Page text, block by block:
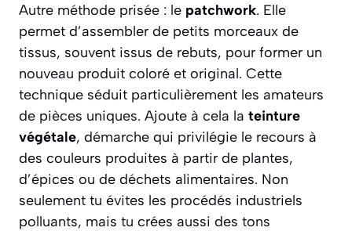
Autre méthode prisée : le patchwork. Elle
permet d’assembler de petits morceaux de
tissus, souvent issus de rebuts, pour former un
nouveau produit coloré et original. Cette
technique séduit particulièrement les amateurs
de pièces uniques. Ajoute à cela la teinture
végétale, démarche qui privilégie le recours à
des couleurs produites à partir de plantes,
d’épices ou de déchets alimentaires. Non
seulement tu évites les procédés industriels
polluants, mais tu crées aussi des tons